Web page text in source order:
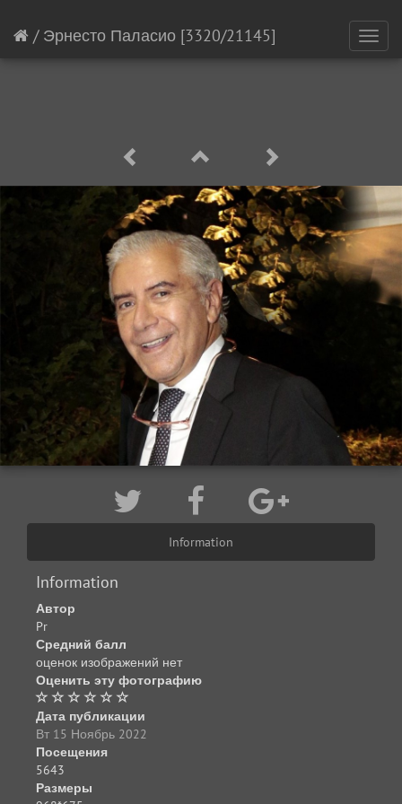
/ Эрнесто Паласио [3320/21145]
Information
Information
Автор
Pr
Средний балл
оценок изображений нет
Оценить эту фотографию
Дата публикации
Вт 15 Ноябрь 2022
Посещения
5643
Размеры